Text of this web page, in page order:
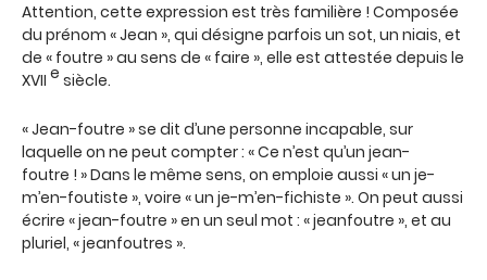
Attention, cette expression est très familière ! Composée
du prénom « Jean », qui désigne parfois un sot, un niais, et
de « foutre » au sens de « faire », elle est attestée depuis le
XVII e siècle.
« Jean-foutre » se dit d’une personne incapable, sur
laquelle on ne peut compter : « Ce n’est qu’un jean-
foutre ! » Dans le même sens, on emploie aussi « un je-
m’en-foutiste », voire « un je-m’en-fichiste ». On peut aussi
écrire « jean-foutre » en un seul mot : « jeanfoutre », et au
pluriel, « jeanfoutres ».